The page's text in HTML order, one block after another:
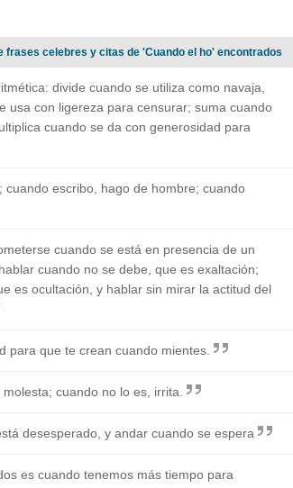
frases celebres y citas de 'Cuando el ho' encontrados
divide cuando se utiliza como navaja,
usa con ligereza para censurar; suma cuando
cuando se da con generosidad para
cuando escribo, hago de hombre; cuando
cuando se está en presencia de un
cuando no se debe, que es exaltación;
es ocultación, y hablar sin mirar la actitud del
para que te crean cuando mientes.
cuando no lo es, irrita.
desesperado, y andar cuando se espera
es cuando tenemos más tiempo para